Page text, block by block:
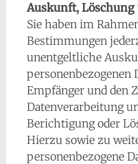
Auskunft,
Sie haben im
Bestimmungen
unentgeltliche
personenbezogenen
Empfänger und den
Datenverarbeitung
Berichtigung oder
Hierzu sowie zu
personenbezogene